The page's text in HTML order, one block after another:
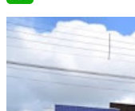
WhatsApp